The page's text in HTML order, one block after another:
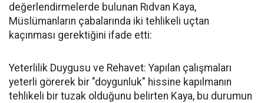
değerlendirmelerde bulunan Rıdvan Kaya,
Müslümanların çabalarında iki tehlikeli uçtan
kaçınması gerektiğini ifade etti:
Yeterlilik Duygusu ve Rehavet: Yapılan çalışmaları
yeterli görerek bir "doygunluk" hissine kapılmanın
tehlikeli bir tuzak olduğunu belirten Kaya, bu durumun